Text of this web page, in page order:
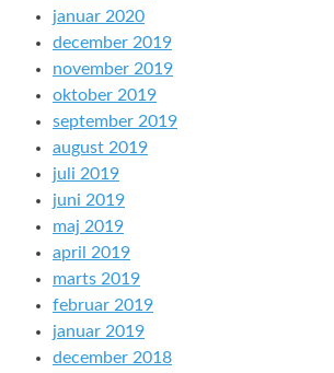
januar 2020
december 2019
november 2019
oktober 2019
september 2019
august 2019
juli 2019
juni 2019
maj 2019
april 2019
marts 2019
februar 2019
januar 2019
december 2018